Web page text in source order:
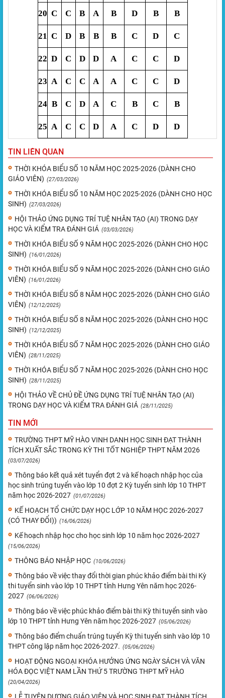
20 C C B A B D B B
21 C D B B B C D C
22 D C D D A C C D
23 A C C A A C C D
24 B C D A C B C B
25 A C C D A C D D
TIN LIÊN QUAN
THỜI KHÓA BIỂU SỐ 10 NĂM HỌC 2025-2026 (DÀNH CHO
GIÁO VIÊN) (27/03/2026)
THỜI KHÓA BIỂU SỐ 10 NĂM HỌC 2025-2026 (DÀNH CHO HỌC
SINH) (27/03/2026)
HỘI THẢO ỨNG DỤNG TRÍ TUỆ NHÂN TẠO (AI) TRONG DẠY
HỌC VÀ KIỂM TRA ĐÁNH GIÁ (03/03/2026)
THỜI KHÓA BIỂU SỐ 9 NĂM HỌC 2025-2026 (DÀNH CHO HỌC
SINH) (16/01/2026)
THỜI KHÓA BIỂU SỐ 9 NĂM HỌC 2025-2026 (DÀNH CHO GIÁO
VIÊN) (16/01/2026)
THỜI KHÓA BIỂU SỐ 8 NĂM HỌC 2025-2026 (DÀNH CHO GIÁO
VIÊN) (12/12/2025)
THỜI KHÓA BIỂU SỐ 8 NĂM HỌC 2025-2026 (DÀNH CHO HỌC
SINH) (12/12/2025)
THỜI KHÓA BIỂU SỐ 7 NĂM HỌC 2025-2026 (DÀNH CHO GIÁO
VIÊN) (28/11/2025)
THỜI KHÓA BIỂU SỐ 7 NĂM HỌC 2025-2026 (DÀNH CHO HỌC
SINH) (28/11/2025)
HỘI THẢO VỀ CHỦ ĐỀ ỨNG DỤNG TRÍ TUỆ NHÂN TẠO (AI)
TRONG DẠY HỌC VÀ KIỂM TRA ĐÁNH GIÁ (28/11/2025)
TIN MỚI
TRƯỜNG THPT MỸ HÀO VINH DANH HỌC SINH ĐẠT THÀNH
TÍCH XUẤT SẮC TRONG KỲ THI TỐT NGHIỆP THPT NĂM 2026
(03/07/2026)
Thông báo kết quả xét tuyển đợt 2 và kế hoạch nhập học của
học sinh trúng tuyển vào lớp 10 đợt 2 Kỳ tuyển sinh lớp 10 THPT
năm học 2026-2027 (01/07/2026)
KẾ HOẠCH TỔ CHỨC DẠY HỌC LỚP 10 NĂM HỌC 2026-2027
(CÓ THAY ĐỔI)) (16/06/2026)
Kế hoạch nhập học cho học sinh lớp 10 năm học 2026-2027
(15/06/2026)
THÔNG BÁO NHẬP HỌC (10/06/2026)
Thông báo về việc thay đổi thời gian phúc khảo điểm bài thi Kỳ
thi tuyển sinh vào lớp 10 THPT tỉnh Hưng Yên năm học 2026-
2027 (06/06/2026)
Thông báo về việc phúc khảo điểm bài thi Kỳ thi tuyển sinh vào
lớp 10 THPT tỉnh Hưng Yên năm học 2026-2027 (05/06/2026)
Thông báo điểm chuẩn trúng tuyển Kỳ thi tuyển sinh vào lớp 10
THPT công lập năm học 2026-2027. (05/06/2026)
HOẠT ĐỘNG NGOẠI KHÓA HƯỞNG ỨNG NGÀY SÁCH VÀ VĂN
HÓA ĐỌC VIỆT NAM LẦN THỨ 5 TRƯỜNG THPT MỸ HÀO
(20/04/2026)